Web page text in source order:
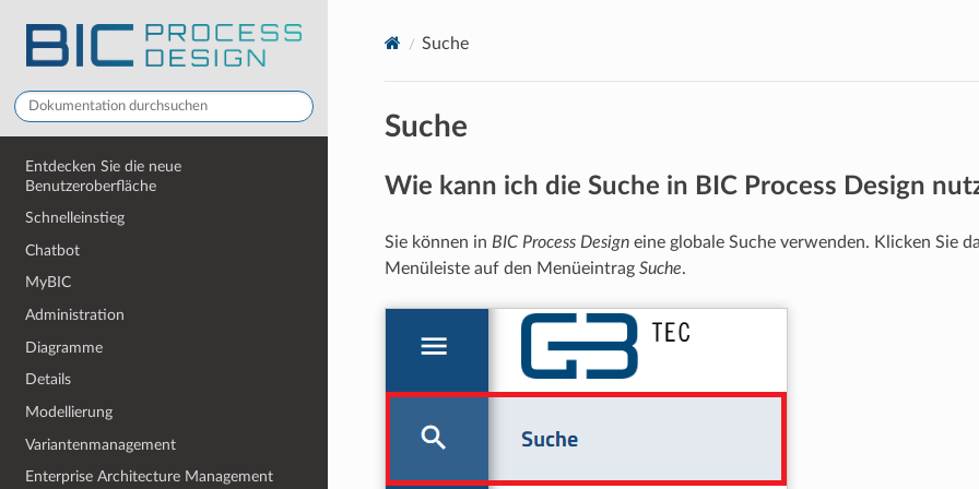
Entdecken Sie die neue
Benutzeroberfläche
Schnelleinstieg
Chatbot
MyBIC
Administration
Diagramme
Details
Modellierung
Variantenmanagement
Enterprise Architecture Management
Suche
Suche
Wie kann ich die Suche in BIC Process Design
Sie können in BIC Process Designeine globale Suche verwenden. Klicken Sie
Menüleiste auf den Menüeintrag Suche.